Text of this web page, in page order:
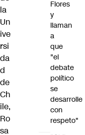
la
Un
ive
rsi
da
d
de
Ch
ile,
Ro
sa
Flores
y
llaman
a
que
"el
debate
político
se
desarrolle
con
respeto"